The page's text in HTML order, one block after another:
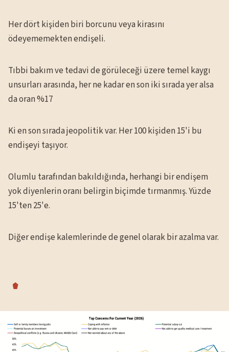
Her dört kişiden biri borcunu veya kirasını
ödeyememekten endişeli.
Tıbbi bakım ve tedavi de görüleceği üzere temel kaygı
unsurları arasında, her ne kadar en son iki sırada yer alsa
da oran %17
Ki en son sırada jeopolitik var. Her 100 kişiden 15'i bu
endişeyi taşıyor.
Olumlu tarafından bakıldığında, herhangi bir endişem
yok diyenlerin oranı belirgin biçimde tırmanmış. Yüzde
15'ten 25'e.
Diğer endişe kalemlerinde de genel olarak bir azalma var.